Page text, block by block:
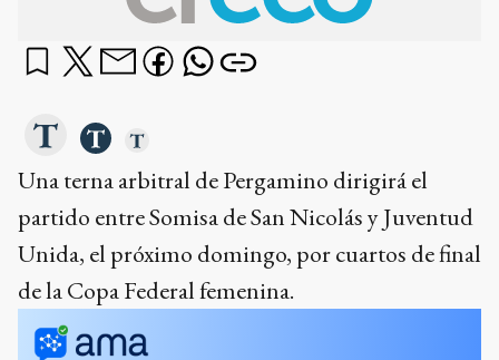
Una terna arbitral de Pergamino dirigirá el
partido entre Somisa de San Nicolás y Juventud
Unida, el próximo domingo, por cuartos de final
de la Copa Federal femenina.